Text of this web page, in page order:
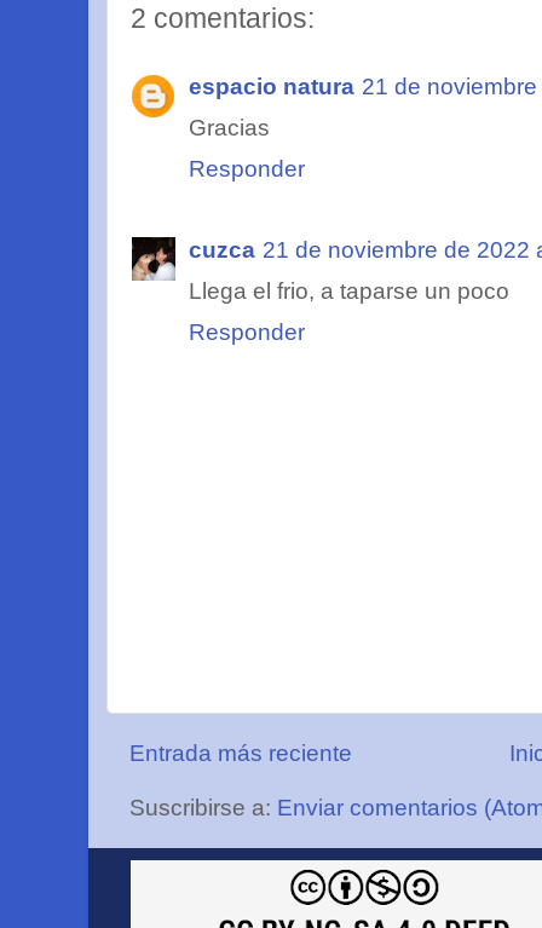
2 comentarios:
espacio natura 21 de
Gracias
Responder
cuzca 21 de noviembre de 2022
Llega el frio, a taparse un poco
Responder
Entrada más reciente
Suscribirse a: Enviar comentarios